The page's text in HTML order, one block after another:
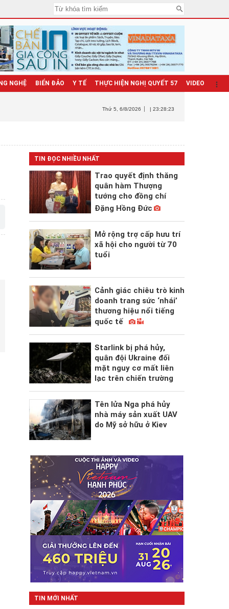
NGHỆ BIỂN ĐẢO Y TẾ THỰC HIỆN NGHỊ QUYẾT 57 VIDEO
Thứ 5 , 6/8/2026 | 23:28:25
TIN ĐỌC NHIỀU NHẤT
Trao quyết định thăng
quân hàm Thượng
tướng cho đồng chí
Đặng Hồng Đức
Mở rộng trợ cấp hưu trí
xã hội cho người từ 70
tuổi
Cảnh giác chiêu trò kinh
doanh trang sức ‘nhái’
thương hiệu nổi tiếng
quốc tế
Starlink bị phá hủy,
quân đội Ukraine đối
mặt nguy cơ mất liên
lạc trên chiến trường
Tên lửa Nga phá hủy
nhà máy sản xuất UAV
do Mỹ sở hữu ở Kiev
TIN MỚI NHẤT